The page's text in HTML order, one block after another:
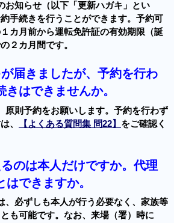
知らせ（以下「更新ハガキ」とい
手続きを行うことができます。予約可
カ月前から運転免許証の有効期限（誕
２カ月間です。
届きましたが、予約を行わ
はできませんか。
則予約をお願いします。予約を行わず
、
【よくある質問集 問22】 をご確認く
のは本人だけですか。代理
できますか。
必ずしも本人が行う必要なく、家族等
も可能です。なお、来場（署）時に